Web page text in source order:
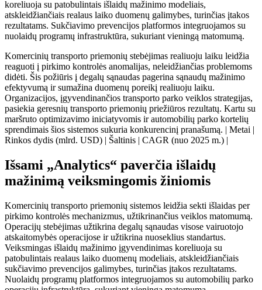
koreliuoja su patobulintais išlaidų mažinimo modeliais,
atskleidžiančiais realaus laiko duomenų galimybes, turinčias įtakos
rezultatams. Sukčiavimo prevencijos platformos integruojamos su
nuolaidų programų infrastruktūra, sukuriant vieningą matomumą.
Komercinių transporto priemonių stebėjimas realiuoju laiku leidžia
reaguoti į pirkimo kontrolės anomalijas, neleidžiančias problemoms
didėti. Šis požiūris į degalų sąnaudas pagerina sąnaudų mažinimo
efektyvumą ir sumažina duomenų poreikį realiuoju laiku.
Organizacijos, įgyvendinančios transporto parko veiklos strategijas,
pasiekia geresnių transporto priemonių priežiūros rezultatų. Kartu su
maršruto optimizavimo iniciatyvomis ir automobilių parko kortelių
sprendimais šios sistemos sukuria konkurencinį pranašumą. | Metai |
Rinkos dydis (mlrd. USD) | Šaltinis | CAGR (nuo 2025 m.) |
Išsami „Analytics“ paverčia išlaidų
mažinimą veiksmingomis žiniomis
Komercinių transporto priemonių sistemos leidžia sekti išlaidas per
pirkimo kontrolės mechanizmus, užtikrinančius veiklos matomumą.
Operacijų stebėjimas užtikrina degalų sąnaudas visose vairuotojo
atskaitomybės operacijose ir užtikrina nuoseklius standartus.
Veiksmingas išlaidų mažinimo įgyvendinimas koreliuoja su
patobulintais realaus laiko duomenų modeliais, atskleidžiančiais
sukčiavimo prevencijos galimybes, turinčias įtakos rezultatams.
Nuolaidų programų platformos integruojamos su automobilių parko